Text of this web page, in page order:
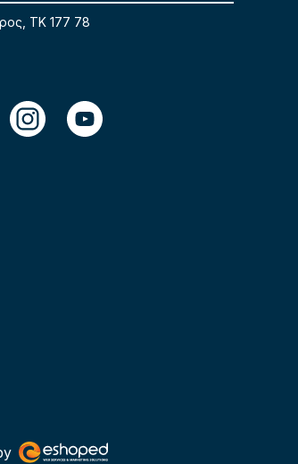
TK 177 78